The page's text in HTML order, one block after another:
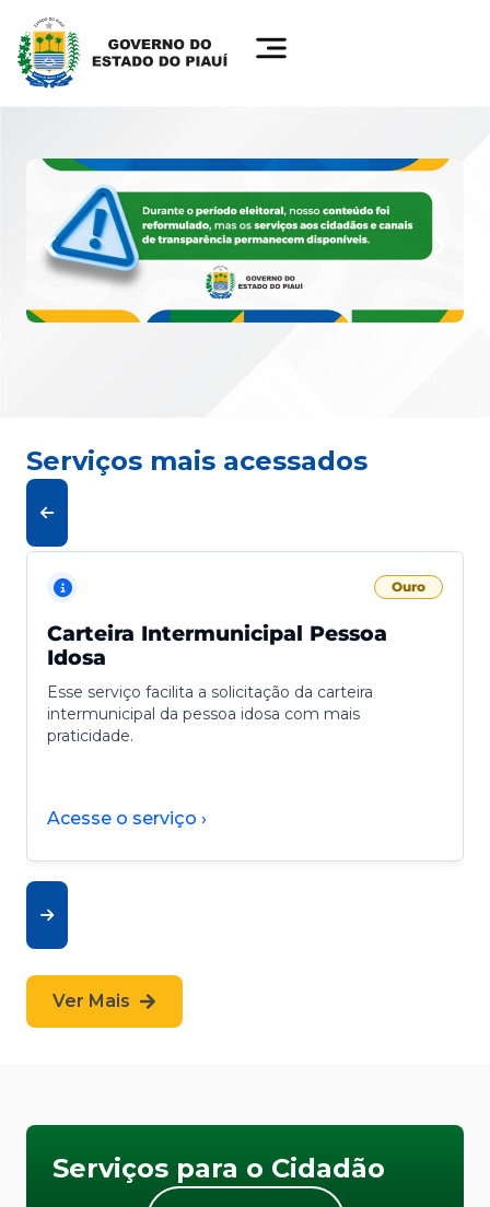
Serviços mais acessados
Ouro
Carteira Intermunicipal Pessoa
Idosa
Esse serviço facilita a solicitação da carteira
intermunicipal da pessoa idosa com mais
praticidade.
Acesse o serviço ›
Ver Mais
Serviços para o Cidadão